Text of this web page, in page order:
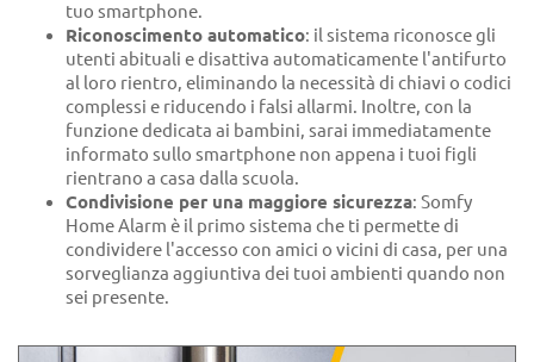
tuo smartphone.
Riconoscimento automatico: il sistema riconosce gli
utenti abituali e disattiva automaticamente l'antifurto
al loro rientro, eliminando la necessità di chiavi o codici
complessi e riducendo i falsi allarmi. Inoltre, con la
funzione dedicata ai bambini, sarai immediatamente
informato sullo smartphone non appena i tuoi figli
rientrano a casa dalla scuola.
Condivisione per una maggiore sicurezza: Somfy
Home Alarm è il primo sistema che ti permette di
condividere l'accesso con amici o vicini di casa, per una
sorveglianza aggiuntiva dei tuoi ambienti quando non
sei presente.